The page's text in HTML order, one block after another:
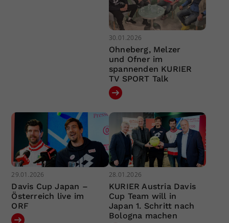
30.01.2026
Ohneberg, Melzer
und Ofner im
spannenden KURIER
TV SPORT Talk
29.01.2026
Davis Cup Japan –
Österreich live im
ORF
28.01.2026
KURIER Austria Davis
Cup Team will in
Japan 1. Schritt nach
Bologna machen